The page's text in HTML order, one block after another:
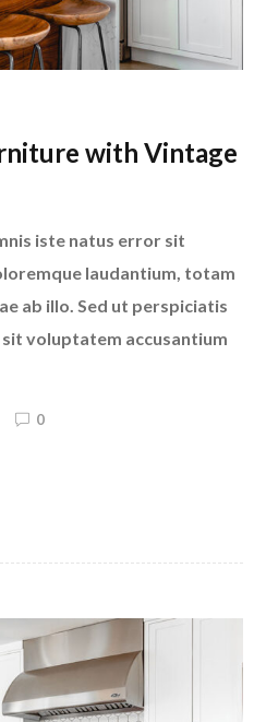
with Vintage
iste natus error sit
laudantium, totam
ab illo. Sed ut perspiciatis
voluptatem accusantium
0